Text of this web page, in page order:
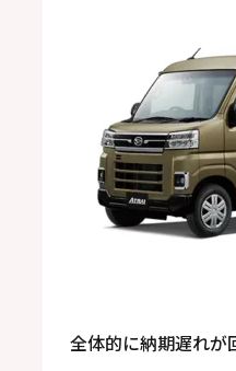
全体的に納期遅れが